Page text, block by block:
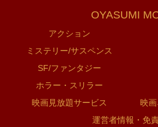
OYASUMI
アクション
ミステリー/サスペンス
SF/ファンタジー
ホラー・スリラー
映画見放題サービス
映
運営者情報・免